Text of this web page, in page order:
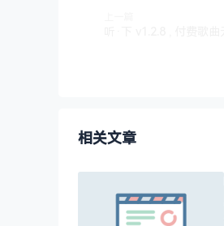
相关文章